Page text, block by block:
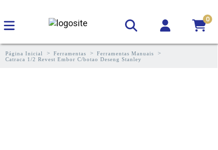
0
Página Inicial Ferramentas
Ferramentas Manuais
Catraca 1/2 Revest Embor C/botao Deseng Stanley